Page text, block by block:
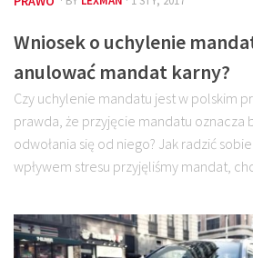
Wniosek o uchylenie
anulować mandat karny?
Czy uchylenie mandatu jest w polskim
prawda, że przyjęcie mandatu oznacza
odwołania się od niego? Jak radzić
wpływem stresu przyjęliśmy mandat,